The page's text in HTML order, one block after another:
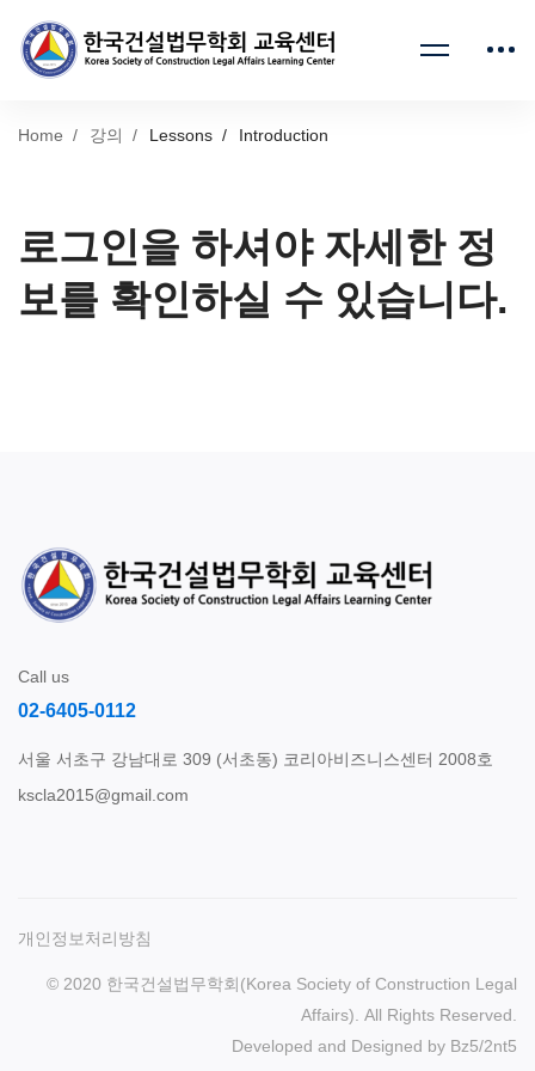
Home 강의 Lessons Introduction
로그인을 하셔야 자세한 정
보를 확인하실 수 있습니다.
Call us
02-6405-0112
서울 서초구 강남대로 309 (서초동) 코리아비즈니스센터 2008호
kscla2015@gmail.com
개인정보처리방침
© 2020 한국건설법무학회(Korea Society of Construction Legal
Affairs). All Rights Reserved.
Developed and Designed by Bz5/2nt5